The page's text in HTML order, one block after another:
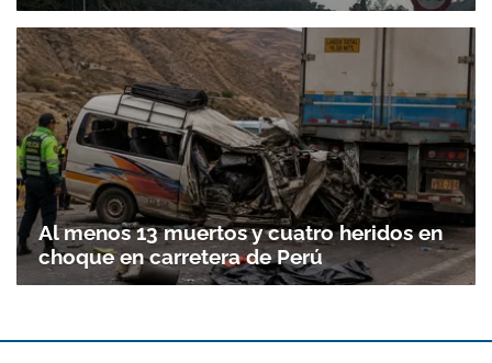
Gracias por suscribirte a nuestro boletín.
ACEPTAR
Al menos 13 muertos y cuatro heridos en
choque en carretera de Perú